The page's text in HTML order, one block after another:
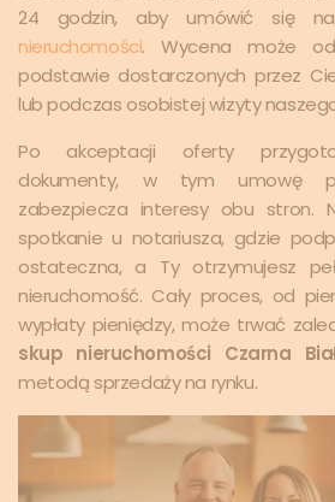
24 godzin, aby umówić się
nieruchomości. Wycena może
podstawie dostarczonych przez
lub podczas osobistej wizyty
Po akceptacji oferty
dokumenty, w tym umowę
zabezpiecza interesy obu stron.
spotkanie u notariusza, gdzie
ostateczna, a Ty otrzymujesz
nieruchomość. Cały proces, od
wypłaty pieniędzy, może trwać
skup nieruchomości Czarna
metodą sprzedaży na rynku.